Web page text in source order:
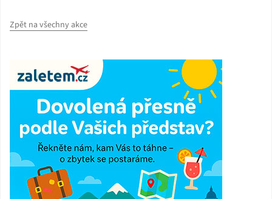
Zpět na všechny akce